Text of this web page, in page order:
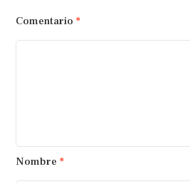
Comentario *
Nombre *